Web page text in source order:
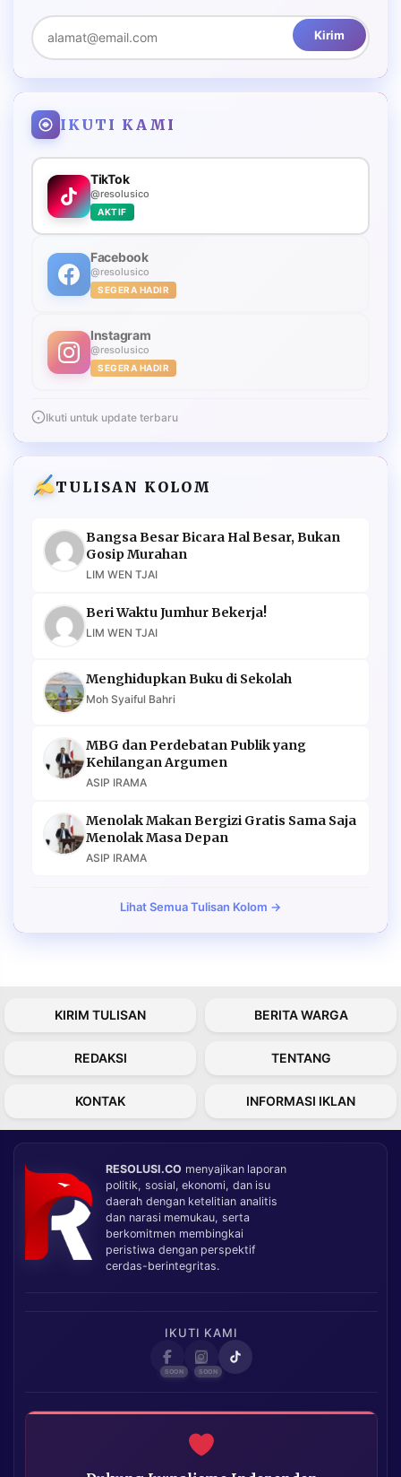
Kirim
IKUTI KAMI
TikTok
@resolusico
AKTIF
Facebook
@resolusico
SEGERA HADIR
Instagram
@resolusico
SEGERA HADIR
Ikuti untuk update terbaru
TULISAN KOLOM
Bangsa Besar Bicara Hal Besar, Bukan
Gosip Murahan
LIM WEN TJAI
Beri Waktu Jumhur Bekerja!
LIM WEN TJAI
Menghidupkan Buku di Sekolah
Moh Syaiful Bahri
MBG dan Perdebatan Publik yang
Kehilangan Argumen
ASIP IRAMA
Menolak Makan Bergizi Gratis Sama Saja
Menolak Masa Depan
ASIP IRAMA
Lihat Semua Tulisan Kolom →
KIRIM TULISAN BERITA WARGA
REDAKSI TENTANG
KONTAK INFORMASI IKLAN
RESOLUSI.CO menyajikan laporan
politik, sosial, ekonomi, dan isu
daerah dengan ketelitian analitis
dan narasi memukau, serta
berkomitmen membingkai
peristiwa dengan perspektif
cerdas-berintegritas.
IKUTI KAMI